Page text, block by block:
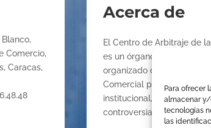
Para ofrecer
almacenar y/
tecnologías
las
Comercio,
Caracas,
Acerca de
El Centro de Arbitraje de
es un órgano de la
organizado de
Comercial para promover
institucional, la
controversias.